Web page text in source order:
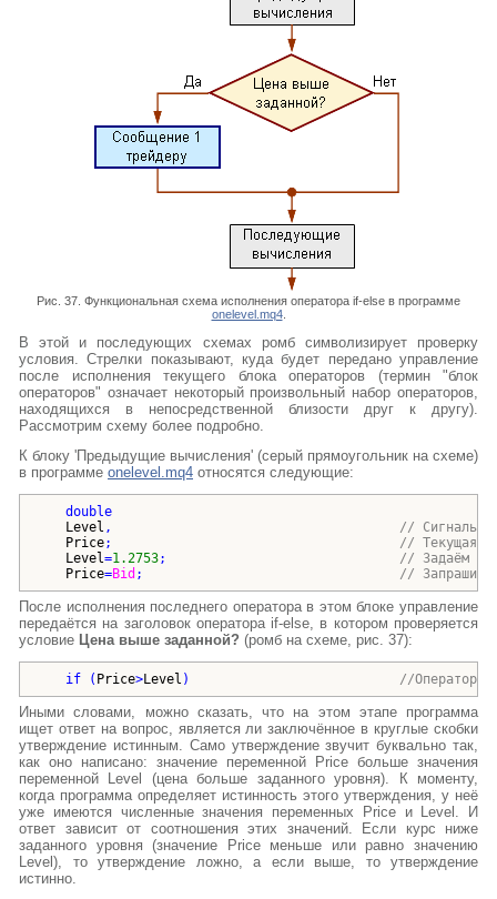
Рис. 37. Функциональная схема исполнения оператора if-else в программе
onelevel.mq4.
В этой и последующих схемах ромб символизирует проверку
условия. Стрелки показывают, куда будет передано управление
после исполнения текущего блока операторов (термин "блок
операторов" означает некоторый произвольный набор операторов,
находящихся в непосредственной близости друг к другу).
Рассмотрим схему более подробно.
К блоку 'Предыдущие вычисления' (серый прямоугольник на схеме)
в программе onelevel.mq4 относятся следующие:
double
Level , //
Price; // Текущая
Level=1.2753; // Задаём
Price=Bid ; //
После исполнения последнего оператора в этом блоке управление
передаётся на заголовок оператора if-else, в котором проверяется
условие Цена выше заданной? (ромб на схеме, рис. 37):
if ( Price>Level ) //Оператор
Иными словами, можно сказать, что на этом этапе программа
ищет ответ на вопрос, является ли заключённое в круглые скобки
утверждение истинным. Само утверждение звучит буквально так,
как оно написано: значение переменной Price больше значения
переменной Level (цена больше заданного уровня). К моменту,
когда программа определяет истинность этого утверждения, у неё
уже имеются численные значения переменных Price и Level. И
ответ зависит от соотношения этих значений. Если курс ниже
заданного уровня (значение Price меньше или равно значению
Level), то утверждение ложно, а если выше, то утверждение
истинно.